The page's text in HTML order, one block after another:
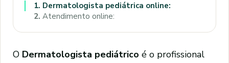
1. Dermatologista pediátrica online:
2. Atendimento online:
O Dermatologista pediátrico é o profissional